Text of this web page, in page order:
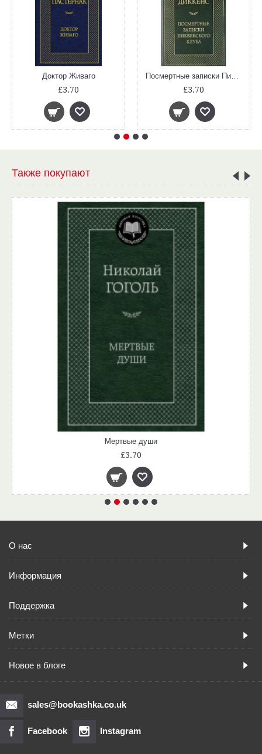
Доктор Живаго
£3.70
Посмертные записки Пиквикского клуба
£3.70
Также покупают
Мертвые души
£3.70
О нас
Информация
Поддержка
Метки
Новое в блоге
sales@bookashka.co.uk
Facebook Instagram